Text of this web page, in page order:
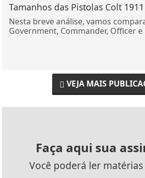
Tamanhos das Pistolas Colt 1911
Nesta breve análise, vamos
Government, Commander, Officer
VEJA MAIS
Faça aqui sua
Você poderá ler matérias